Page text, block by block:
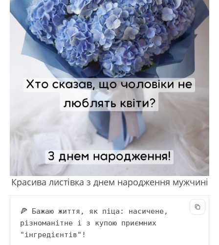
Красива листівка з днем народження мужчині
🍕 Бажаю життя, як піца: насичене,
різноманітне і з купою приємних
"інгредієнтів"!